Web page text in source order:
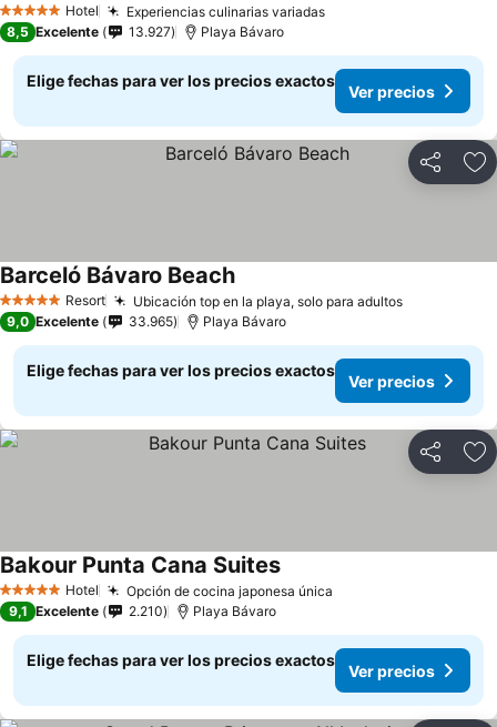
5 Estrellas Hotel Experiencias culinarias variadas
8,5 Excelente 13.927 Playa Bávaro
Elige fechas para ver los precios exactos
Ver precios
Compartir
5 Estrellas Resort Ubicación top en la playa, solo para adultos
Barceló Bávaro Beach
9,0 Excelente 33.965 Playa Bávaro
Elige fechas para ver los precios exactos
Ver precios
Compartir
5 Estrellas Hotel Opción de cocina japonesa única
Bakour Punta Cana Suites
9,1 Excelente 2.210 Playa Bávaro
Elige fechas para ver los precios exactos
Ver precios